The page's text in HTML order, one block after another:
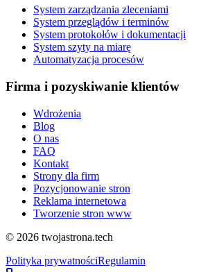
System zarządzania zleceniami
System przeglądów i terminów
System protokołów i dokumentacji
System szyty na miarę
Automatyzacja procesów
Firma i pozyskiwanie klientów
Wdrożenia
Blog
O nas
FAQ
Kontakt
Strony dla firm
Pozycjonowanie stron
Reklama internetowa
Tworzenie stron www
© 2026 twojastrona.tech
Polityka prywatnościRegulamin